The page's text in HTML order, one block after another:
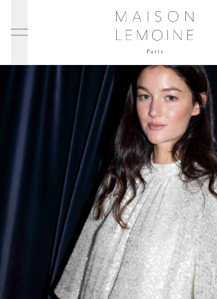
Notre maison
Prenons rendez-vous
ENGLISH
Maison Lemoine